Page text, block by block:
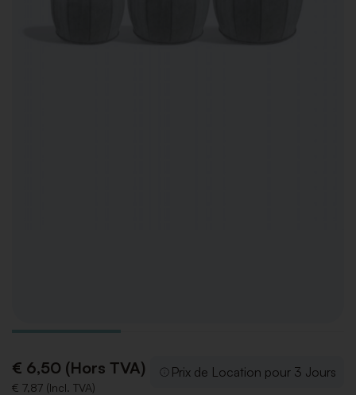
€ 6,50 (Hors TVA)
€ 7,87 (Incl. TVA)
Prix de Location pour 3 Jours